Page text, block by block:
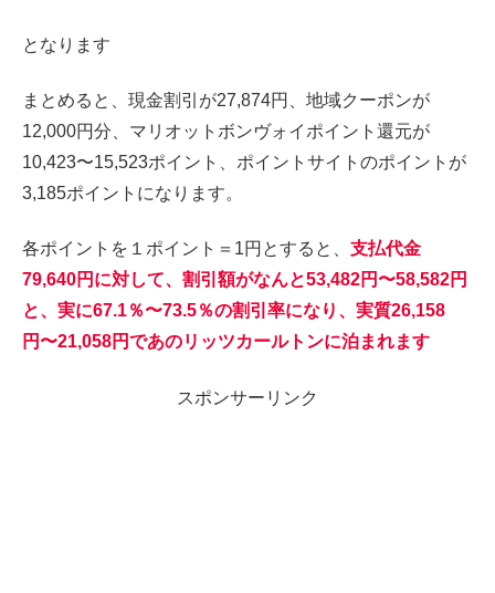
となります
まとめると、現金割引が27,874円、地域クーポンが
12,000円分、マリオットボンヴォイポイント還元が
10,423〜15,523ポイント、ポイントサイトのポイントが
3,185ポイントになります。
各ポイントを１ポイント＝1円とすると、 支払代金
79,640円に対して、割引額がなんと53,482円〜58,582円
と、実に67.1％〜73.5％の割引率になり、実質26,158
円〜21,058円であのリッツカールトンに泊まれます
スポンサーリンク